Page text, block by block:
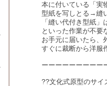
本に付いている「実
型紙を写しとる→縫
「縫い代付き型紙」
といった作業が不要
お手元に届いたら、
すぐに裁断から洋服
ーーーーーーーーー
??文化式原型のサイ